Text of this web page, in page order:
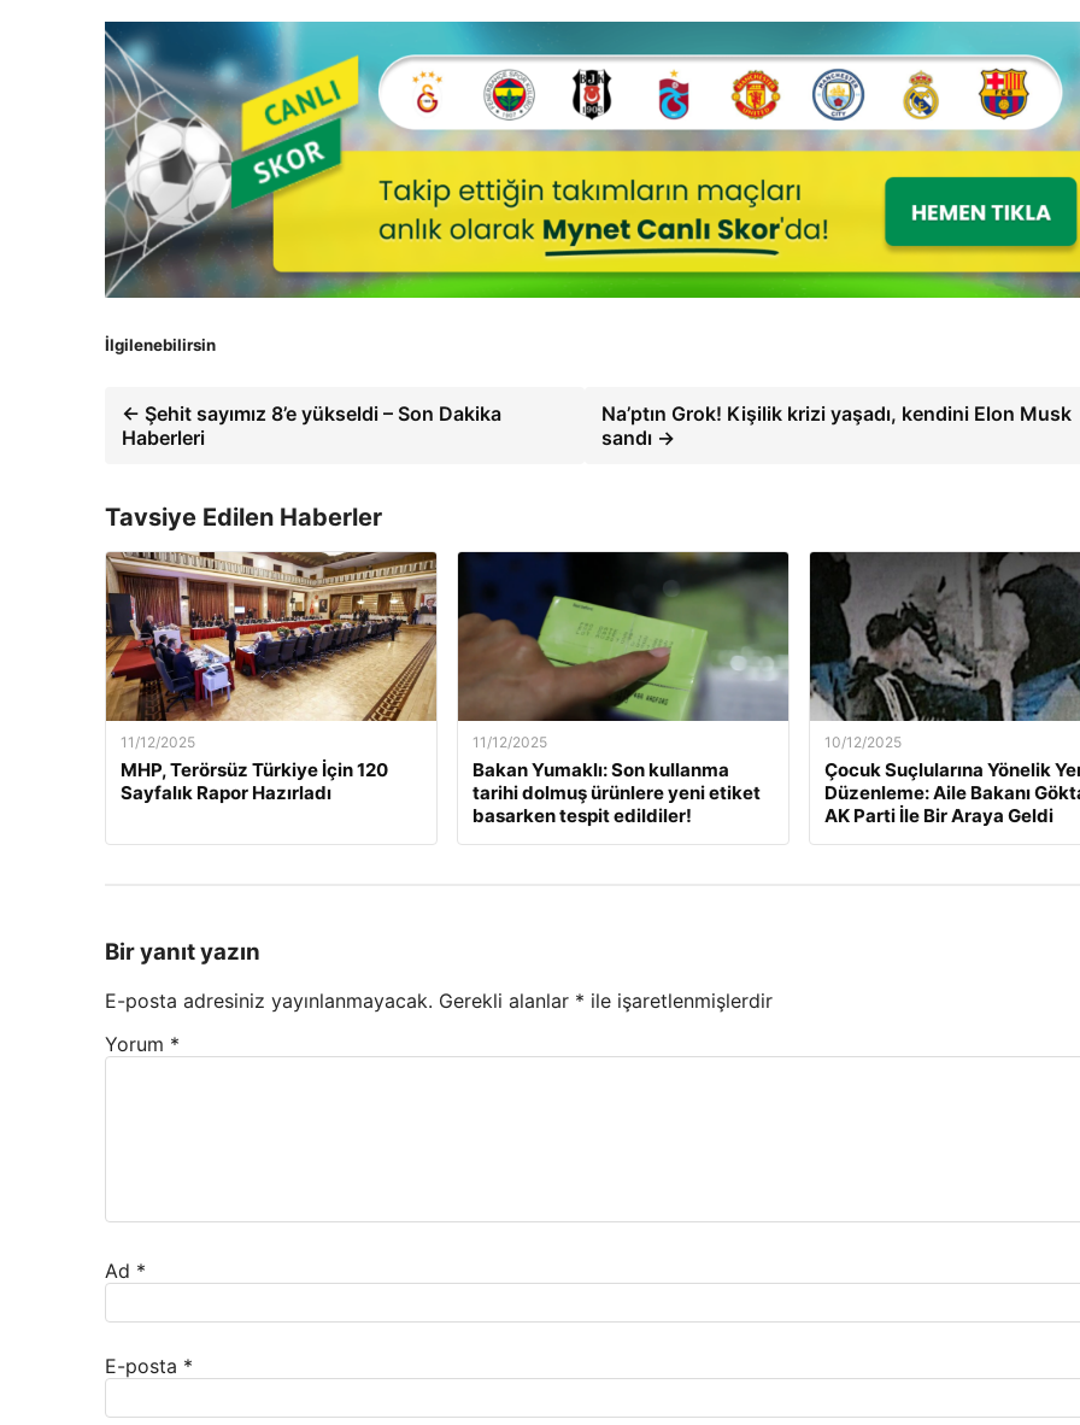
İlgilenebilirsin
← Şehit sayımız 8’e yükseldi – Son Dakika
Haberleri
Na’ptın Grok! Kişilik krizi yaşadı, kendini Elon Musk
sandı →
Tavsiye Edilen Haberler
11/12/2025
MHP, Terörsüz Türkiye İçin 120
Sayfalık Rapor Hazırladı
11/12/2025
Bakan Yumaklı: Son kullanma
tarihi dolmuş ürünlere yeni etiket
basarken tespit edildiler!
10/12/2025
Çocuk Suçlularına Yönelik
Düzenleme: Aile Bakanı
AK Parti İle Bir Araya Geldi
Bir yanıt yazın
E-posta adresiniz yayınlanmayacak. Gerekli alanlar * ile işaretlenmişlerdir
Yorum *
Ad *
E-posta *